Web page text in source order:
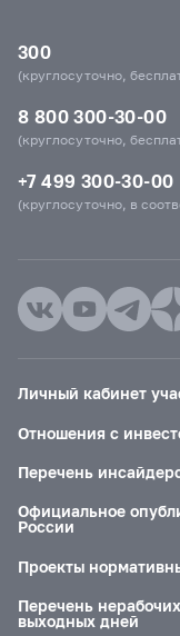
300
(круглосуточно,
8 800 300-30-00
(круглосуточно,
+7 499 300-30-00
(круглосуточно, в
Личный кабинет
Отношения с
Перечень
Официальное
России
Проекты
Перечень
выходных дней